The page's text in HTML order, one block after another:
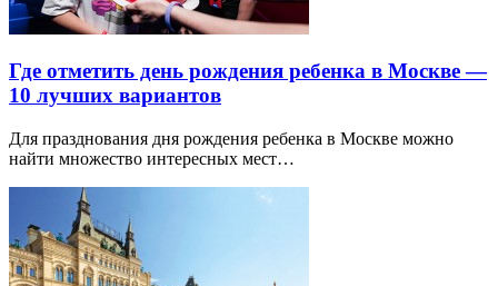
Где отметить день рождения ребенка в Москве —
10 лучших вариантов
Для празднования дня рождения ребенка в Москве можно
найти множество интересных мест…